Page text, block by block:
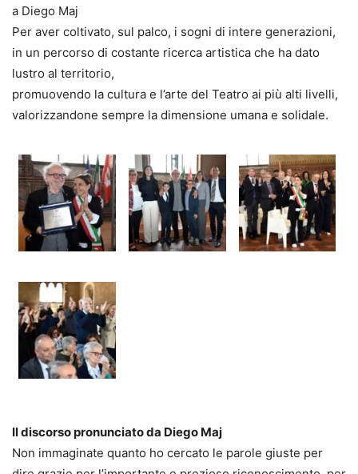
a Diego Maj
Per aver coltivato, sul palco, i sogni di intere generazioni,
in un percorso di costante ricerca artistica che ha dato
lustro al territorio,
promuovendo la cultura e l’arte del Teatro ai più alti livelli,
valorizzandone sempre la dimensione umana e solidale.
Il discorso pronunciato da Diego Maj
Non immaginate quanto ho cercato le parole giuste per